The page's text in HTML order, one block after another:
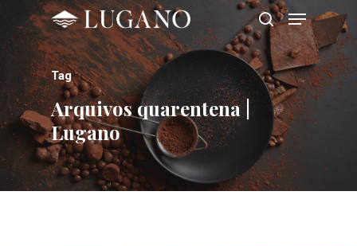
Hit enter to search or ESC to close
Tag
Arquivos quarentena |
Lugano